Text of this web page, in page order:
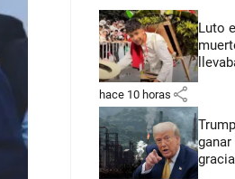
Luto
hace 10 horas share
ganar